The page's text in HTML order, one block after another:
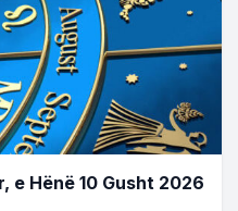
e Hënë 10 Gusht 2026